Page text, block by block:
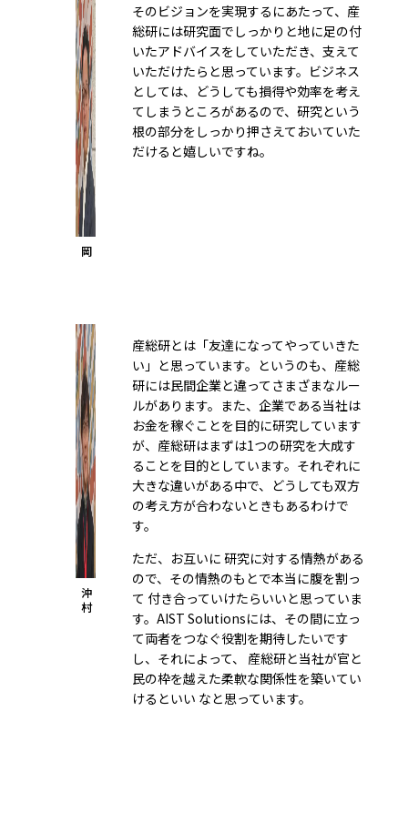
岡
そのビジョンを実現するにあたって、産
総研には研究面でしっかりと地に足の付
いたアドバイスをしていただき、支えて
いただけたらと思っています。ビジネス
としては、どうしても損得や効率を考え
てしまうところがあるので、研究という
根の部分をしっかり押さえておいていた
だけると嬉しいですね。
沖
村
産総研とは「友達になってやっていきた
い」と思っています。というのも、産総
研には民間企業と違ってさまざまなルー
ルがあります。また、企業である当社は
お金を稼ぐことを目的に研究しています
が、産総研はまずは1つの研究を大成す
ることを目的としています。それぞれに
大きな違いがある中で、どうしても双方
の考え方が合わないときもあるわけで
す。
ただ、お互いに 研究に対する情熱がある
ので、その情熱のもとで本当に腹を割っ
て 付き合っていけたらいいと思っていま
す。AIST Solutionsには、その間に立っ
て両者をつなぐ役割を期待したいです
し、それによって、 産総研と当社が官と
民の枠を越えた柔軟な関係性を築いてい
けるといい なと思っています。